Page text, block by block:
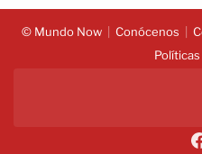
© Mundo Now Conócenos